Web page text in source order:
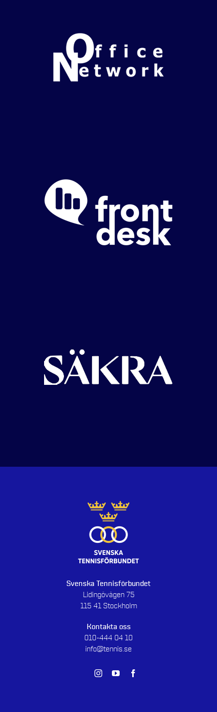
Svenska Tennisförbundet
Lidingövägen 75
115 41 Stockholm
Kontakta oss
010-444 04 10
info@tennis.se